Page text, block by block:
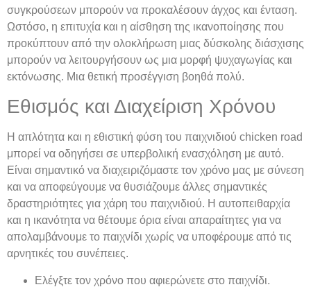
συγκρούσεων μπορούν να προκαλέσουν άγχος και ένταση.
Ωστόσο, η επιτυχία και η αίσθηση της ικανοποίησης που
προκύπτουν από την ολοκλήρωση μιας δύσκολης διάσχισης
μπορούν να λειτουργήσουν ως μια μορφή ψυχαγωγίας και
εκτόνωσης. Μια θετική προσέγγιση βοηθά πολύ.
Εθισμός και Διαχείριση Χρόνου
Η απλότητα και η εθιστική φύση του παιχνιδιού chicken road
μπορεί να οδηγήσει σε υπερβολική ενασχόληση με αυτό.
Είναι σημαντικό να διαχειριζόμαστε τον χρόνο μας με σύνεση
και να αποφεύγουμε να θυσιάζουμε άλλες σημαντικές
δραστηριότητες για χάρη του παιχνιδιού. Η αυτοπειθαρχία
και η ικανότητα να θέτουμε όρια είναι απαραίτητες για να
απολαμβάνουμε το παιχνίδι χωρίς να υποφέρουμε από τις
αρνητικές του συνέπειες.
Ελέγξτε τον χρόνο που αφιερώνετε στο παιχνίδι.